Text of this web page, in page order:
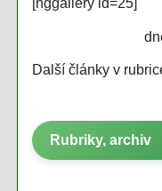
[nggallery id=25]
Další články v
Rubriky, archiv